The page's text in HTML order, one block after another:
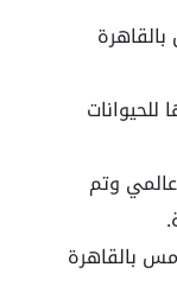
وتم
بالقاهرة